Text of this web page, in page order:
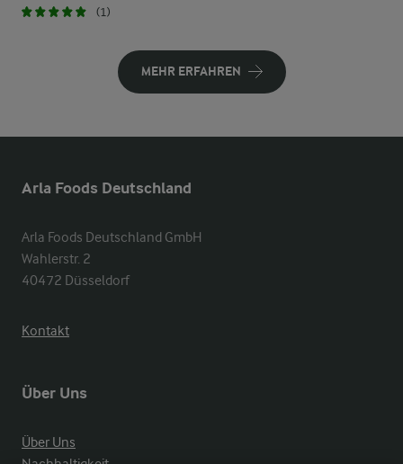
(1)
MEHR ERFAHREN
Arla Foods Deutschland
Arla Foods Deutschland GmbH
Wahlerstr. 2
40472 Düsseldorf
Kontakt
Über Uns
Über Uns